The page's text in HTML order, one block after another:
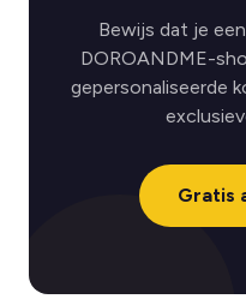
Bewijs dat je
DOROANDME-
gepersonaliseerde
Gratis